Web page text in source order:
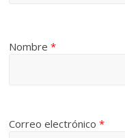
Nombre*
Correo electrónico*